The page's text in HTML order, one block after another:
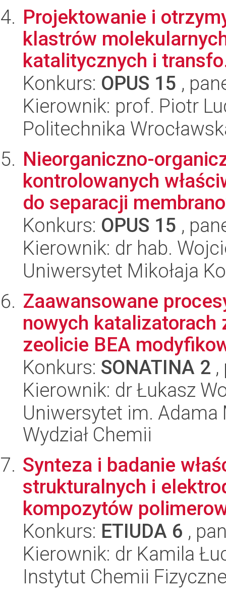
Projektowanie i
klastrów
katalitycznych i
Konkurs: OPUS 15 ,
Kierownik: prof. Piotr
Politechnika
Nieorganiczno-
kontrolowanych
do separacji
Konkurs: OPUS 15 ,
Kierownik: dr hab.
Uniwersytet Mikołaja
Zaawansowane
nowych katalizatorach
zeolicie BEA
Konkurs: SONATINA 2
Kierownik: dr Łukasz
Uniwersytet im.
Wydział Chemii
Synteza i badanie
strukturalnych i
kompozytów
Konkurs: ETIUDA 6 ,
Kierownik: dr Kamila
Instytut Chemii